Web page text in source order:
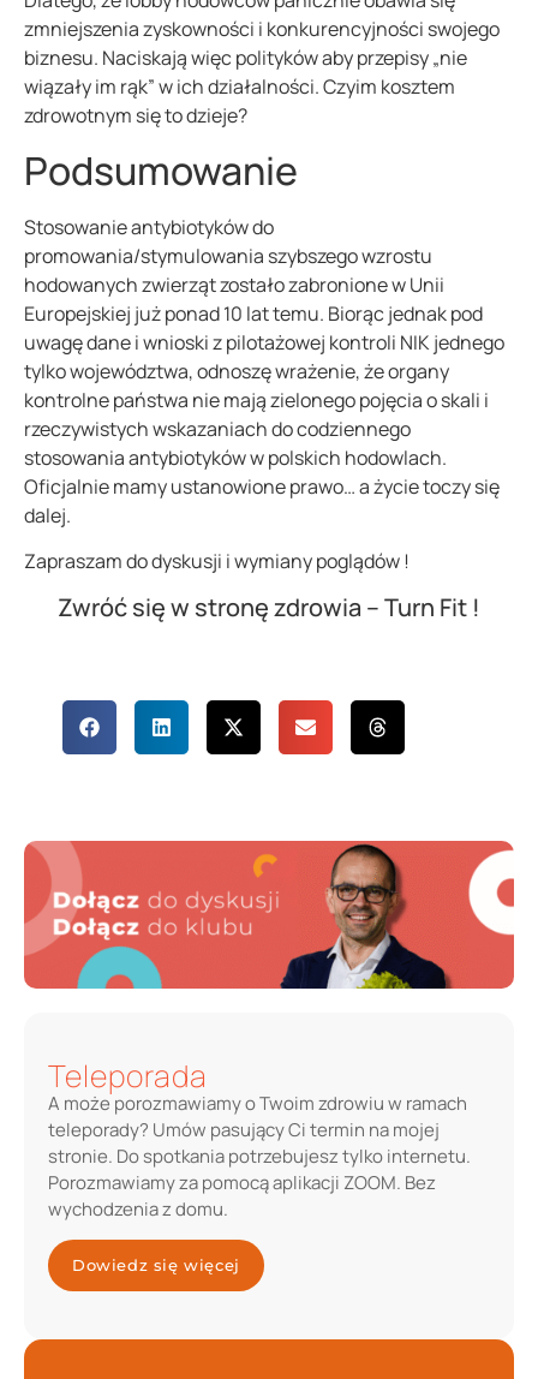
zmniejszenia zyskowności i konkurencyjności swojego
biznesu. Naciskają więc polityków aby przepisy „nie
wiązały im rąk” w ich działalności. Czyim kosztem
zdrowotnym się to dzieje?
Podsumowanie
Stosowanie antybiotyków do
promowania/stymulowania szybszego wzrostu
hodowanych zwierząt zostało zabronione w Unii
Europejskiej już ponad 10 lat temu. Biorąc jednak pod
uwagę dane i wnioski z pilotażowej kontroli NIK jednego
tylko województwa, odnoszę wrażenie, że organy
kontrolne państwa nie mają zielonego pojęcia o skali i
rzeczywistych wskazaniach do codziennego
stosowania antybiotyków w polskich hodowlach.
Oficjalnie mamy ustanowione prawo… a życie toczy się
dalej.
Zapraszam do dyskusji i wymiany poglądów !
Zwróć się w stronę zdrowia – Turn Fit !
Teleporada
A może porozmawiamy o Twoim zdrowiu w ramach
teleporady? Umów pasujący Ci termin na mojej
stronie. Do spotkania potrzebujesz tylko internetu.
Porozmawiamy za pomocą aplikacji ZOOM. Bez
wychodzenia z domu.
Dowiedz się więcej